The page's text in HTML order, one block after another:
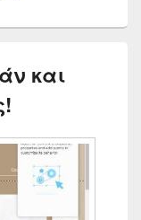
και